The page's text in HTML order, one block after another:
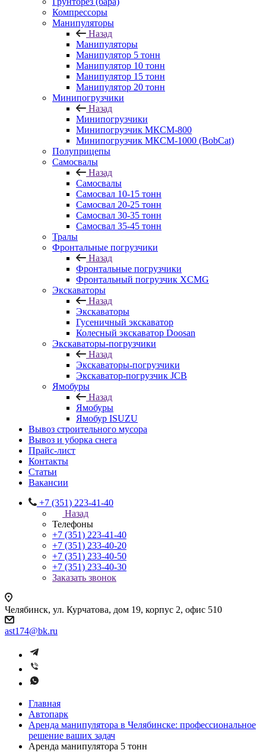
Компрессоры
Манипуляторы
Назад
Манипуляторы
Манипулятор 5 тонн
Манипулятор 10 тонн
Манипулятор 15 тонн
Манипулятор 20 тонн
Минипогрузчики
Назад
Минипогрузчики
Минипогрузчик МКСМ-800
Минипогрузчик МКСМ-1000 (BobCat)
Полуприцепы
Самосвалы
Назад
Самосвалы
Самосвал 10-15 тонн
Самосвал 20-25 тонн
Самосвал 30-35 тонн
Самосвал 35-45 тонн
Тралы
Фронтальные погрузчики
Назад
Фронтальные погрузчики
Фронтальный погрузчик XСMG
Экскаваторы
Назад
Экскаваторы
Гусеничный экскаватор
Колесный экскаватор Doosan
Экскаваторы-погрузчики
Назад
Экскаваторы-погрузчики
Экскаватор-погрузчик JCB
Ямобуры
Назад
Ямобуры
Ямобур ISUZU
Вывоз строительного мусора
Вывоз и уборка снега
Прайс-лист
Контакты
Статьи
Вакансии
+7 (351) 223-41-40
Назад
Телефоны
+7 (351) 223-41-40
+7 (351) 233-40-20
+7 (351) 233-40-50
+7 (351) 233-40-30
Заказать звонок
Челябинск, ул. Курчатова, дом 19, корпус 2, офис 510
ast174@bk.ru
Главная
Автопарк
Аренда манипулятора в Челябинске: профессиональное
решение ваших задач
Аренда манипулятора 5 тонн